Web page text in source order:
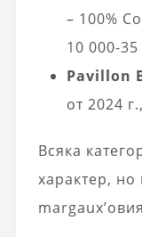
– 100%
10 000-
Pavillon
от 2024
Всяка
характер, но